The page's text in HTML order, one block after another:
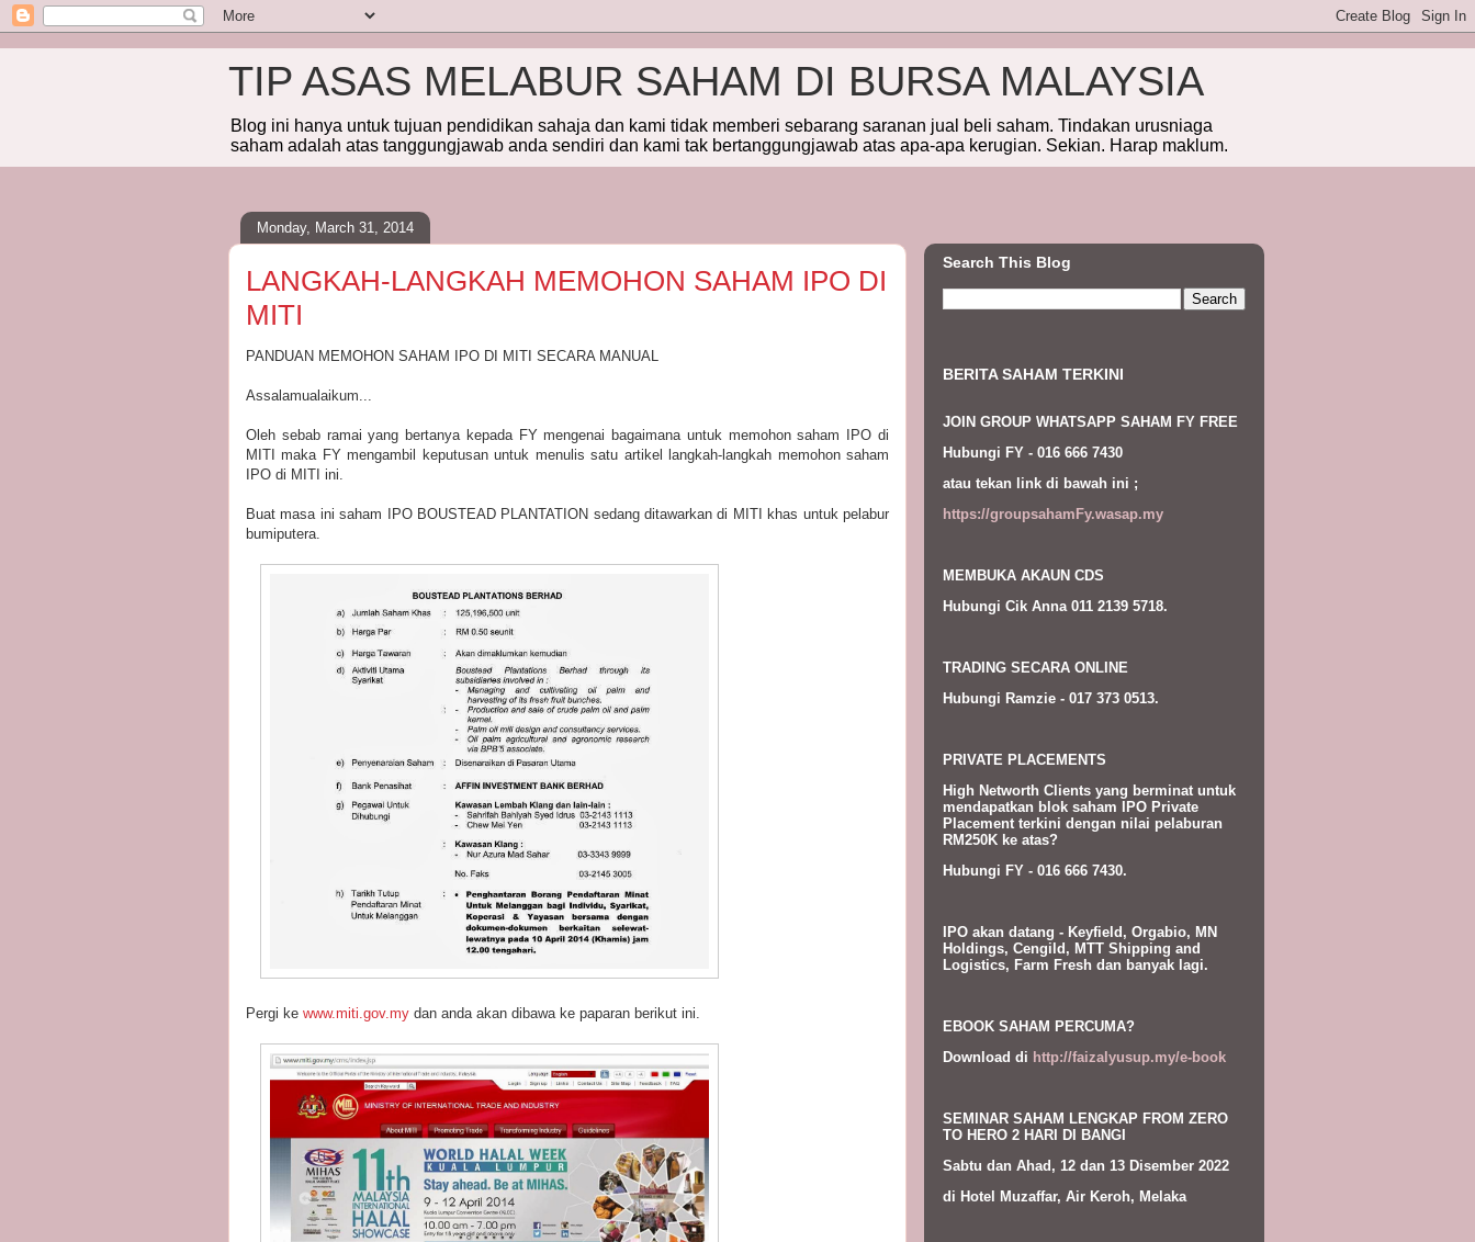
TIP ASAS MELABUR SAHAM DI BURSA MALAYSIA
Blog ini hanya untuk tujuan pendidikan sahaja dan kami tidak memberi sebarang saranan jual beli saham. Tindakan urusniaga
saham adalah atas tanggungjawab anda sendiri dan kami tak bertanggungjawab atas apa-apa kerugian. Sekian. Harap maklum.
Monday, March 31, 2014
LANGKAH-LANGKAH MEMOHON SAHAM IPO DI
MITI
PANDUAN MEMOHON SAHAM IPO DI MITI SECARA MANUAL
Assalamualaikum...
Oleh sebab ramai yang bertanya kepada FY mengenai bagaimana untuk memohon saham IPO di
MITI maka FY mengambil keputusan untuk menulis satu artikel langkah-langkah memohon saham
IPO di MITI ini.
Buat masa ini saham IPO BOUSTEAD PLANTATION sedang ditawarkan di MITI khas untuk pelabur
bumiputera.
Pergi ke www.miti.gov.my dan anda akan dibawa ke paparan berikut ini.
Search This Blog
BERITA SAHAM TERKINI
JOIN GROUP WHATSAPP SAHAM FY FREE
Hubungi FY - 016 666 7430
atau tekan link di bawah ini ;
https://groupsahamFy.wasap.my
MEMBUKA AKAUN CDS
Hubungi Cik Anna 011 2139 5718.
TRADING SECARA ONLINE
Hubungi Ramzie - 017 373 0513.
PRIVATE PLACEMENTS
High Networth Clients yang berminat untuk
mendapatkan blok saham IPO Private
Placement terkini dengan nilai pelaburan
RM250K ke atas?
Hubungi FY - 016 666 7430.
IPO akan datang - Keyfield, Orgabio, MN
Holdings, Cengild, MTT Shipping and
Logistics, Farm Fresh dan banyak lagi.
EBOOK SAHAM PERCUMA?
Download di http://faizalyusup.my/e-book
SEMINAR SAHAM LENGKAP FROM ZERO
TO HERO 2 HARI DI BANGI
Sabtu dan Ahad, 12 dan 13 Disember 2022
di Hotel Muzaffar, Air Keroh, Melaka